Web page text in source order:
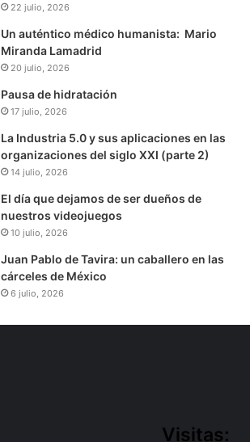
22 julio, 2026
Un auténtico médico humanista: Mario
Miranda Lamadrid
20 julio, 2026
Pausa de hidratación
17 julio, 2026
La Industria 5.0 y sus aplicaciones en las
organizaciones del siglo XXI (parte 2)
14 julio, 2026
El día que dejamos de ser dueños de
nuestros videojuegos
10 julio, 2026
Juan Pablo de Tavira: un caballero en las
cárceles de México
6 julio, 2026
Visitas: